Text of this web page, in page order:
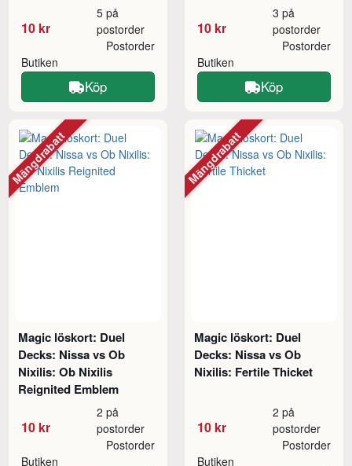
10 kr
5 på
postorder
Butiken
Postorder
Köp
10 kr
3 på
postorder
Butiken
Postorder
Köp
Magic löskort: Duel
Decks: Nissa vs Ob
Nixilis: Ob Nixilis
Reignited Emblem
10 kr
2 på
postorder
Butiken
Postorder
Mängdrabatt
Magic löskort: Duel
Decks: Nissa vs Ob
Nixilis: Fertile Thicket
10 kr
2 på
postorder
Butiken
Postorder
Mängdrabatt